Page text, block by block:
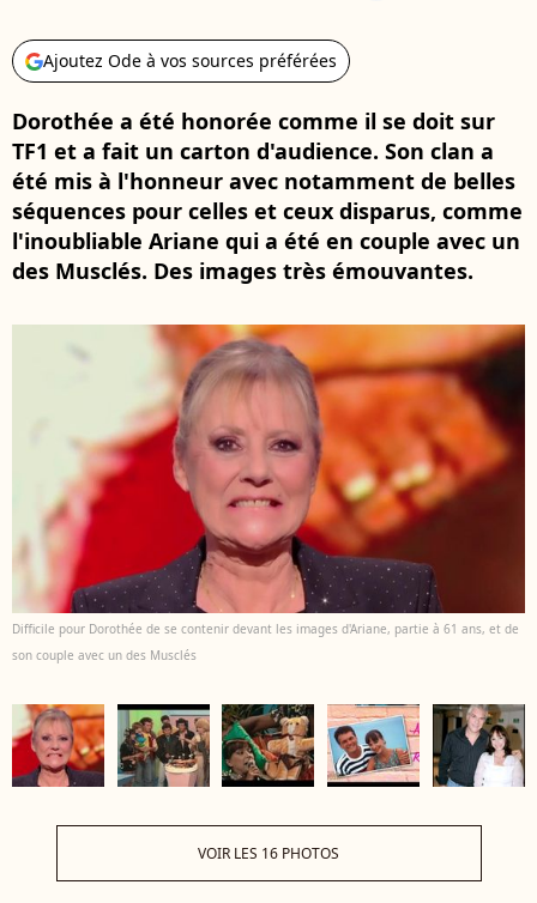
Ajoutez Ode à vos sources préférées
Dorothée a été honorée comme il se doit sur
TF1 et a fait un carton d'audience. Son clan a
été mis à l'honneur avec notamment de belles
séquences pour celles et ceux disparus, comme
l'inoubliable Ariane qui a été en couple avec un
des Musclés. Des images très émouvantes.
Difficile pour Dorothée de se contenir devant les images d'Ariane, partie à 61 ans, et de
son couple avec un des Musclés
VOIR LES 16 PHOTOS